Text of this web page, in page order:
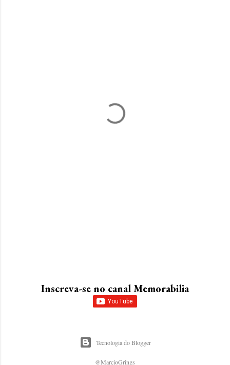
Inscreva-se no canal Memorabilia
Tecnologia do Blogger
@MarcioGrings